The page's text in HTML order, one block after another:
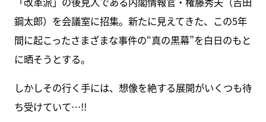
鋼太郎）を会議室に招集。新たに見えてきた、この5年
間に起こったさまざまな事件の“真の黒幕”を白日のもと
に晒そうとする。
しかしその行く手には、想像を絶する展開がいくつも待
ち受けていて…!!